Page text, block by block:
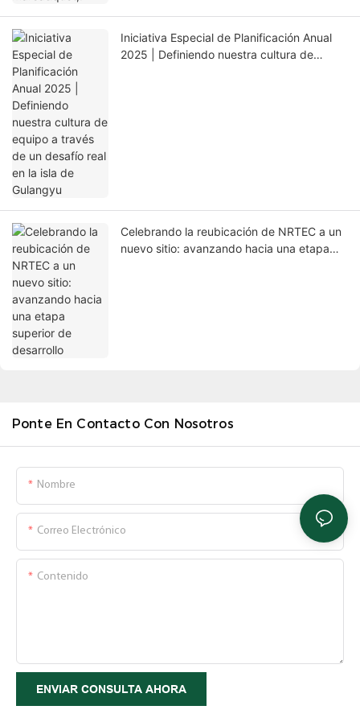
Iniciativa Especial de Planificación Anual
2025 | Definiendo nuestra cultura de
Celebrando la reubicación de NRTEC a un
nuevo sitio: avanzando hacia una etapa
Ponte En Contacto Con Nosotros
Nombre
Correo Electrónico
Contenido
ENVIAR CONSULTA AHORA